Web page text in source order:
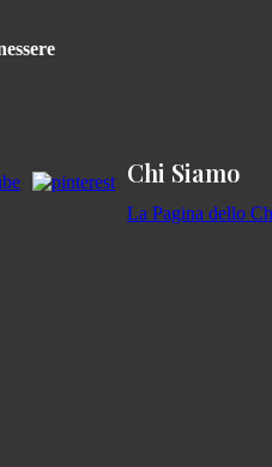
Chi Siamo
La Pagina dello